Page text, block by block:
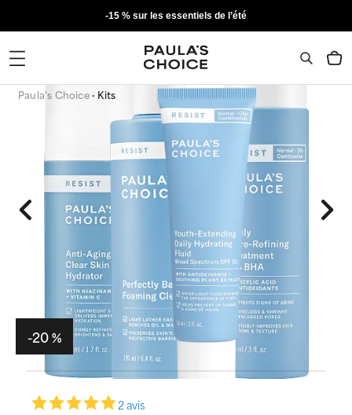
-15 % sur les essentiels de l’été
Paula's Choice Kits
-20 %
2 avis